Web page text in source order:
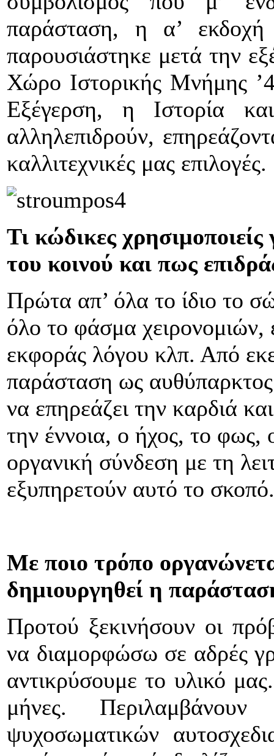
παράσταση, η α’ εκδοχή
παρουσιάστηκε μετά την
Χώρο Ιστορικής Μνήμης
Εξέγερση, η Ιστορία
αλληλεπιδρούν,
καλλιτεχνικές μας επιλογές.
Τι κώδικες
του κοινού και πως
Πρώτα απ’ όλα το ίδιο το
όλο το φάσμα
εκφοράς λόγου κλπ. Από
παράσταση ως αυθύπαρκτος
να επηρεάζει την καρδιά
την έννοια, ο ήχος, το
οργανική σύνδεση με τη
εξυπηρετούν αυτό το σκοπό.
Με ποιο τρόπο
δημιουργηθεί η
Προτού ξεκινήσουν οι
να διαμορφώσω σε αδρές
αντικρύσουμε το υλικό
μήνες.
ψυχοσωματικών